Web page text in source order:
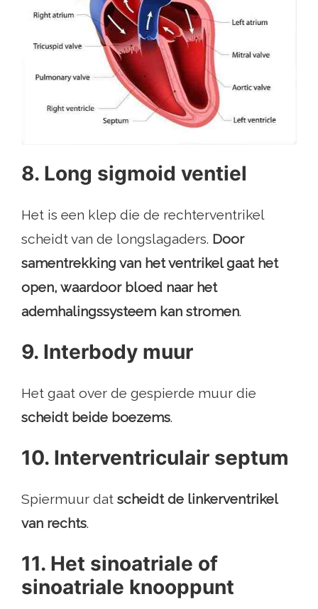
8. Long sigmoid ventiel
Het is een klep die de rechterventrikel
scheidt van de longslagaders. Door
samentrekking van het ventrikel gaat het
open, waardoor bloed naar het
ademhalingssysteem kan stromen.
9. Interbody muur
Het gaat over de gespierde muur die
scheidt beide boezems.
10. Interventriculair septum
Spiermuur dat scheidt de linkerventrikel
van rechts.
11. Het sinoatriale of
sinoatriale knooppunt